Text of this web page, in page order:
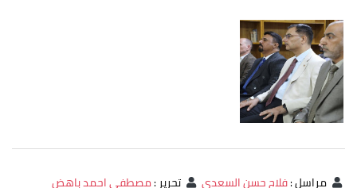
مراسل:فلاح حسن السعدي تحرير:مصطفى احمد باهض